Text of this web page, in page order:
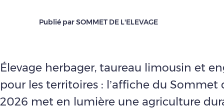
Publié par SOMMET DE L'ELEVAGE
Élevage herbager, taureau limousin et
pour les territoires : l’affiche du Sommet
2026 met en lumière une agriculture